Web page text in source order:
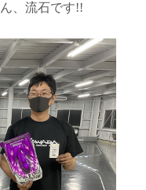
、流石です!!